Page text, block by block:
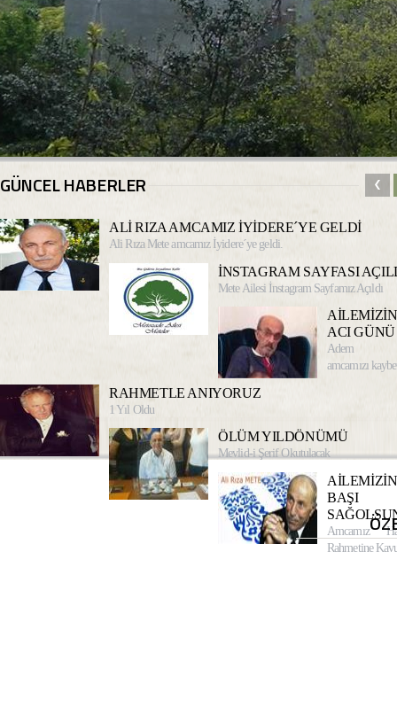
GÜNCEL HABERLER
ALİ RIZA AMCAMIZ İYİDERE´YE GELDİ
Ali Rıza Mete amcamız İyidere´ye geldi.
İNSTAGRAM SAYFASI
Mete Ailesi İnstagram Sayfamız Açıldı
AİLEMİZİN
ACI GÜNÜ
Adem
amcamızı
RAHMETLE ANIYORUZ
1 Yıl Oldu
ÖLÜM YILDÖNÜMÜ
Mevlid-i Şerif Okutulacak
AİLEMİZİN
BAŞI
Amcamız
Rahmetine